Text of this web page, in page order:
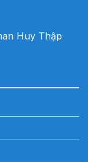
Huy Thập